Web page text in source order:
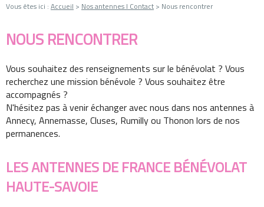
Vous êtes ici : Accueil > Nos antennes I Contact > Nous rencontrer
NOUS RENCONTRER
Vous souhaitez des renseignements sur le bénévolat ? Vous
recherchez une mission bénévole ? Vous souhaitez être
accompagnés ?
N'hésitez pas à venir échanger avec nous dans nos antennes à
Annecy, Annemasse, Cluses, Rumilly ou Thonon lors de nos
permanences.
LES ANTENNES DE FRANCE BÉNÉVOLAT
HAUTE-SAVOIE